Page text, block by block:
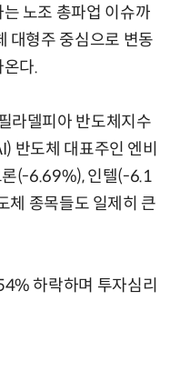
노조 총파업 이슈까
대형주 중심으로 변동
다.
라델피아 반도체지수
반도체 대표주인 엔비
론(-6.69%), 인텔(-6.1
종목들도 일제히 큰
하락하며 투자심리